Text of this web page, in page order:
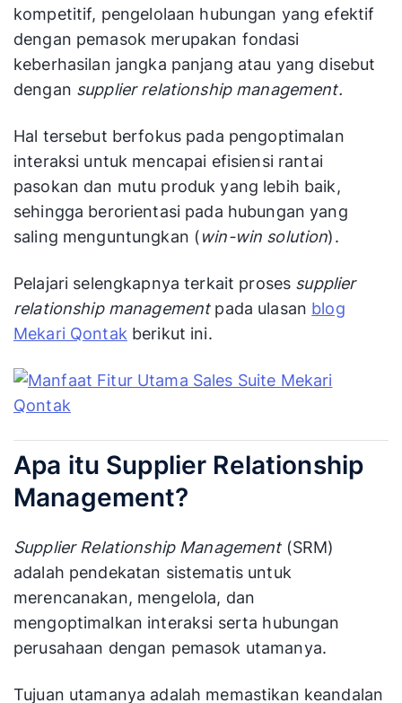
kompetitif, pengelolaan hubungan yang efektif
dengan pemasok merupakan fondasi
keberhasilan jangka panjang atau yang disebut
dengan supplier relationship management.
Hal tersebut berfokus pada pengoptimalan
interaksi untuk mencapai efisiensi rantai
pasokan dan mutu produk yang lebih baik,
sehingga berorientasi pada hubungan yang
saling menguntungkan (win-win solution).
Pelajari selengkapnya terkait proses supplier
relationship managementpada ulasan blog
Mekari Qontak berikut ini.
Apa itu Supplier Relationship
Management?
Supplier Relationship Management(SRM)
adalah pendekatan sistematis untuk
merencanakan, mengelola, dan
mengoptimalkan interaksi serta hubungan
perusahaan dengan pemasok utamanya.
Tujuan utamanya adalah memastikan keandalan